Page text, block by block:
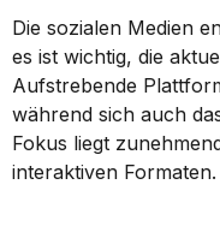
Die sozialen Medien
es ist wichtig, die
Aufstrebende
während sich auch
Fokus liegt
interaktiven Formaten.